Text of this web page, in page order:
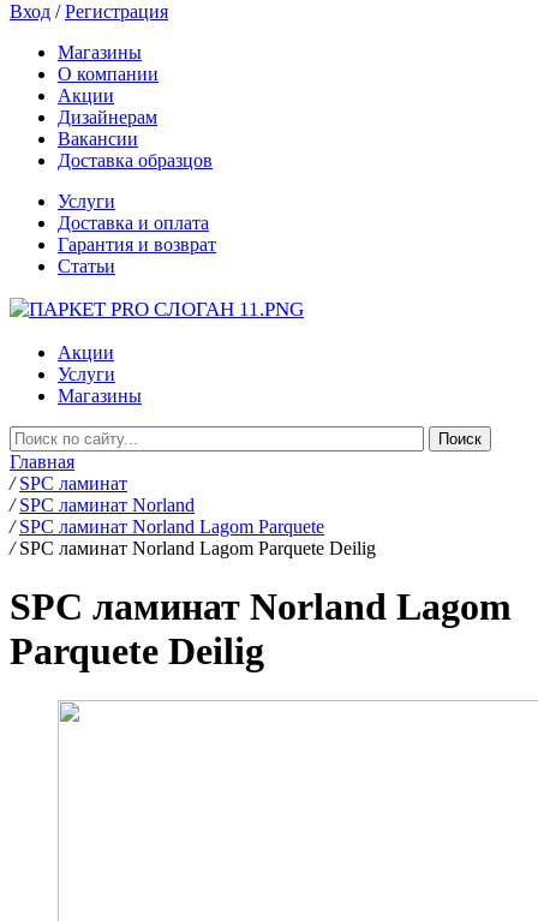
Вход /Регистрация
Магазины
О компании
Акции
Дизайнерам
Вакансии
Доставка образцов
Услуги
Доставка и оплата
Гарантия и возврат
Статьи
Акции
Услуги
Магазины
Главная
/ SPC ламинат
/ SPC ламинат Norland
/ SPC ламинат Norland Lagom Parquete
/ SPC ламинат Norland Lagom Parquete Deilig
SPC ламинат Norland Lagom
Parquete Deilig